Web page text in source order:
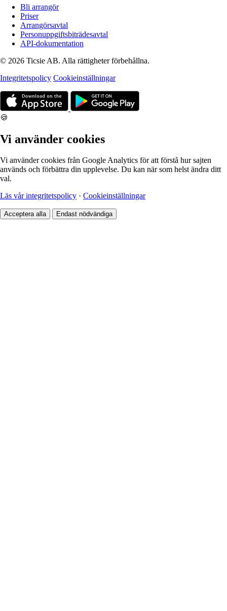
Bli arrangör
Priser
Arrangörsavtal
Personuppgiftsbiträdesavtal
API-dokumentation
© 2026 Ticsie AB. Alla rättigheter förbehållna.
Integritetspolicy Cookieinställningar
🍪
Vi använder cookies
Vi använder cookies från Google Analytics för att förstå hur sajten
används och förbättra din upplevelse. Du kan när som helst ändra ditt
val.
Läs vår integritetspolicy · Cookieinställningar
Acceptera alla Endast nödvändiga